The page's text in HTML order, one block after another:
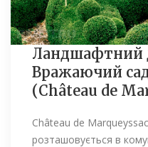
Ландшафтний
Вражаючий
(Château de
Château de
розташовується в